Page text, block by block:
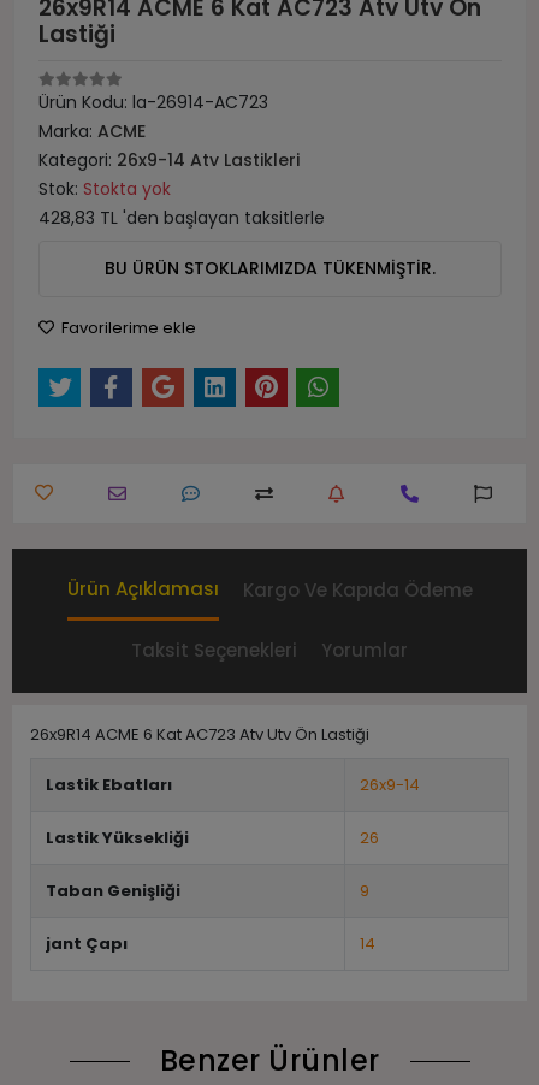
26x9R14 ACME 6 Kat AC723 Atv Utv Ön
Lastiği
Ürün Kodu: la-26914-AC723
Marka: ACME
Kategori: 26x9-14 Atv Lastikleri
Stok: Stokta yok
428,83 TL 'den başlayan taksitlerle
BU ÜRÜN STOKLARIMIZDA TÜKENMİŞTİR.
Favorilerime ekle
Ürün Açıklaması Kargo Ve Kapıda Ödeme
Taksit Seçenekleri Yorumlar
26x9R14 ACME 6 Kat AC723 Atv Utv Ön Lastiği
Lastik Ebatları 26x9-14
Lastik Yüksekliği 26
Taban Genişliği 9
jant Çapı 14
Benzer Ürünler